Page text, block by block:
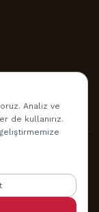
Saklıdır.
Şartları
Analiz ve
de kullanırız.